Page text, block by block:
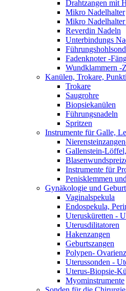
Drahtzangen mit
Mikro Nadelhalter
Mikro
Reverdin Nadeln
Unterbindungs
Fadenknoter -
Wundklammern -
Kanülen, Trokare,
Trokare
Saugrohre
Biopsiekanülen
Führungsnadeln
Spritzen
Instrumente für Galle,
Gallenstein-
Instrumente für
Penisklemmen
Gynäkologie und
Vaginalspekula
Endospekula,
Uterusküretten -
Uterusdilitatoren
Hakenzangen
Geburtszangen
Polypen-
Uterussonden -
Uterus-Biopsie-
Myominstrumente